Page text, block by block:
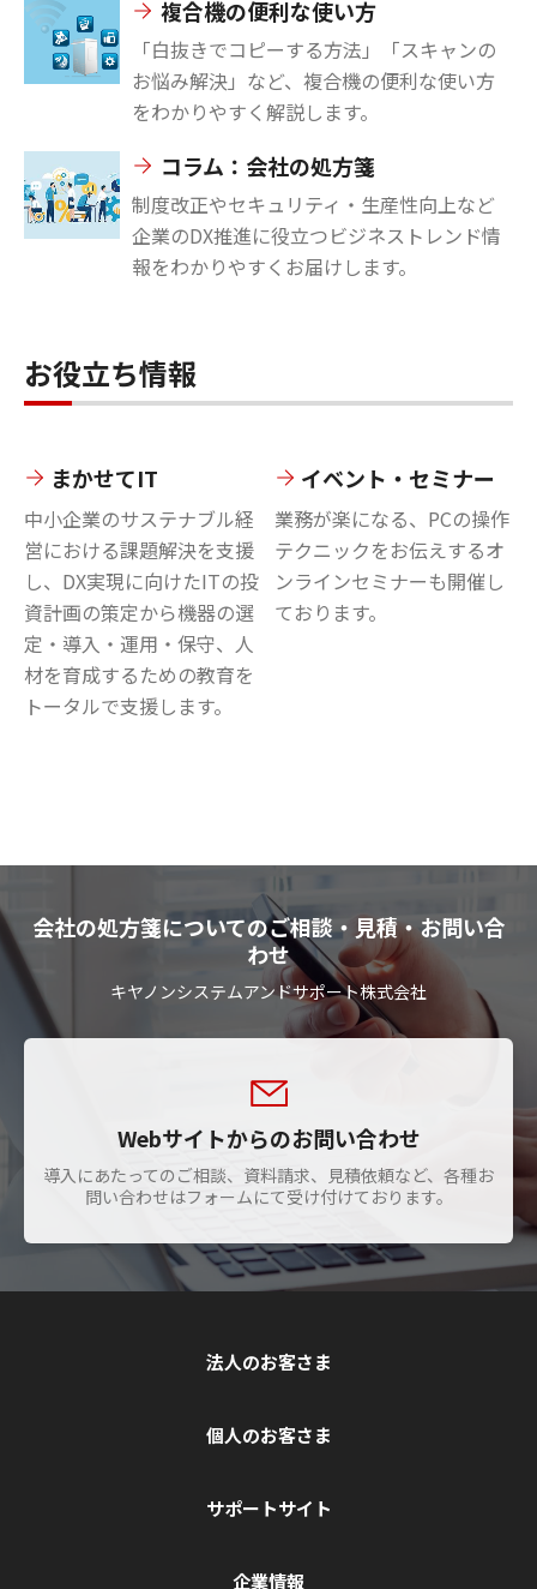
複合機の便利な使い方
「白抜きでコピーする方法」「スキャンの
お悩み解決」など、複合機の便利な使い方
をわかりやすく解説します。
コラム：会社の処方箋
制度改正やセキュリティ・生産性向上など
企業のDX推進に役立つビジネストレンド情
報をわかりやすくお届けします。
お役立ち情報
まかせてIT
中小企業のサステナブル経
営における課題解決を支援
し、DX実現に向けたITの投
資計画の策定から機器の選
定・導入・運用・保守、人
材を育成するための教育を
トータルで支援します。
イベント・セミナー
業務が楽になる、PCの操作
テクニックをお伝えするオ
ンラインセミナーも開催し
ております。
会社の処方箋についてのご相談・見積・お問い合
わせ
キヤノンシステムアンドサポート株式会社
Webサイトからのお問い合わせ
導入にあたってのご相談、資料請求、見積依頼など、各種お
問い合わせはフォームにて受け付けております。
法人のお客さま
個人のお客さま
サポートサイト
企業情報